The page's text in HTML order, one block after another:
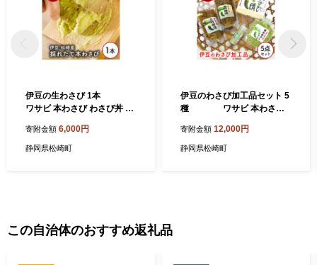
伊豆の生わさび 1本
ワサビ 本わさび わさび丼 刺
おにぎり 薬味 ギフト プレゼ
ント 取り寄せ 御中元 お歳暮
寄附金額 6,000円
静岡県松崎町
伊豆のわさび加工品セット 5
種 ワサビ 本わさび
焼酎 ご飯 おにぎり 薬味 ギフ
ト プレゼント 取り寄せ 御中
寄附金額 12,000円
静岡県松崎町
この自治体のおすすめ返礼品